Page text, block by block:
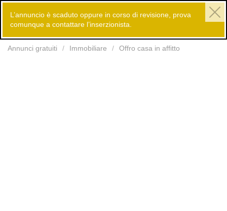
Annunci gratuiti Immobiliare Offro casa in affitto
L’annuncio è scaduto oppure in corso di revisione, prova
comunque a contattare l’inserzionista.